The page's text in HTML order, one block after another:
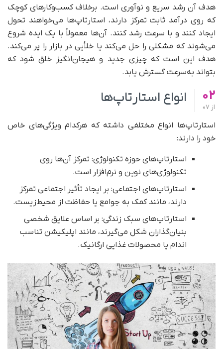
هدف آن رشد سریع و نوآوری است. برخلاف کسب‌وکارهای کوچک
که روی درآمد ثابت تمرکز دارند، استارتاپ‌ها می‌خواهند تحول
ایجاد کنند و با سرعت رشد کنند. آن‌ها معمولاً با یک ایده شروع
می‌شوند که مشکلی را حل می‌کند یا خلأیی در بازار را پر می‌کند.
هدف این است که چیزی جدید و هیجان‌انگیز خلق شود که
بتواند به‌سرعت گسترش یابد.
02
از
انواع استارتاپ‌ها
استارتاپ‌ها انواع مختلفی داشته که هرکدام ویژگی‌های خاص
خود را دارند:
استارتاپ‌های حوزه تکنولوژی: تمرکز آن‌ها روی
تکنولوژی‌های نوین و نرم‌افزار است.
استارتاپ‌های اجتماعی: بر ایجاد تأثیر اجتماعی تمرکز
دارند، مانند کمک به جوامع یا حفاظت از محیط‌زیست.
استارتاپ‌های سبک زندگی: بر اساس علایق شخصی
بنیان‌گذاران شکل می‌گیرند، مانند اپلیکیشن تناسب
اندام یا محصولات غذایی ارگانیک.